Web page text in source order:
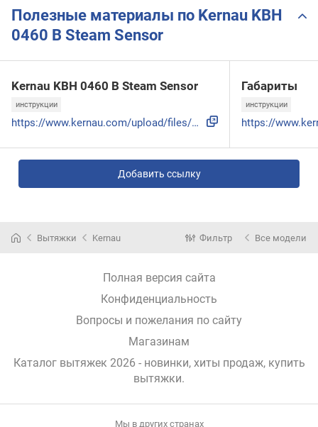
Полезные материалы по Kernau KBH
0460 B Steam Sensor
Kernau KBH 0460 B Steam Sensor
инструкции
https://www.kernau.com/upload/files/produkty/1520/instrukcj...
Габариты
инструкции
Добавить ссылку
Вытяжки Kernau Фильтр Все модели
Полная версия сайта
Конфиденциальность
Вопросы и пожелания по сайту
Магазинам
Каталог вытяжек 2026 - новинки, хиты продаж, купить
вытяжки.
Мы в других странах